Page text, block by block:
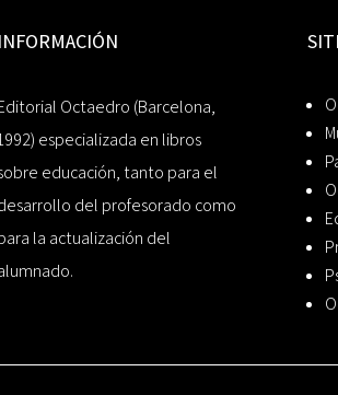
INFORMACIÓN
Octaedro (Barcelona,
especializada en libros
educación, tanto para el
del profesorado como
la actualización del